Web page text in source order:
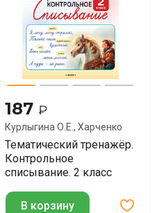
187₽
Курлыгина О.Е., Харченко
О.О.
Тематический тренажёр.
Контрольное
списывание. 2 класс
В корзину